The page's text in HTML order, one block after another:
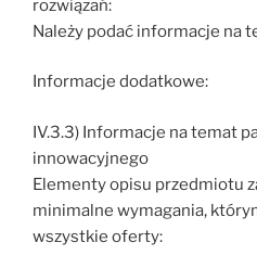
rozwiązań:
Należy podać informacje na
Informacje dodatkowe:
IV.3.3) Informacje na temat
innowacyjnego
Elementy opisu przedmiotu
minimalne wymagania,
wszystkie oferty: